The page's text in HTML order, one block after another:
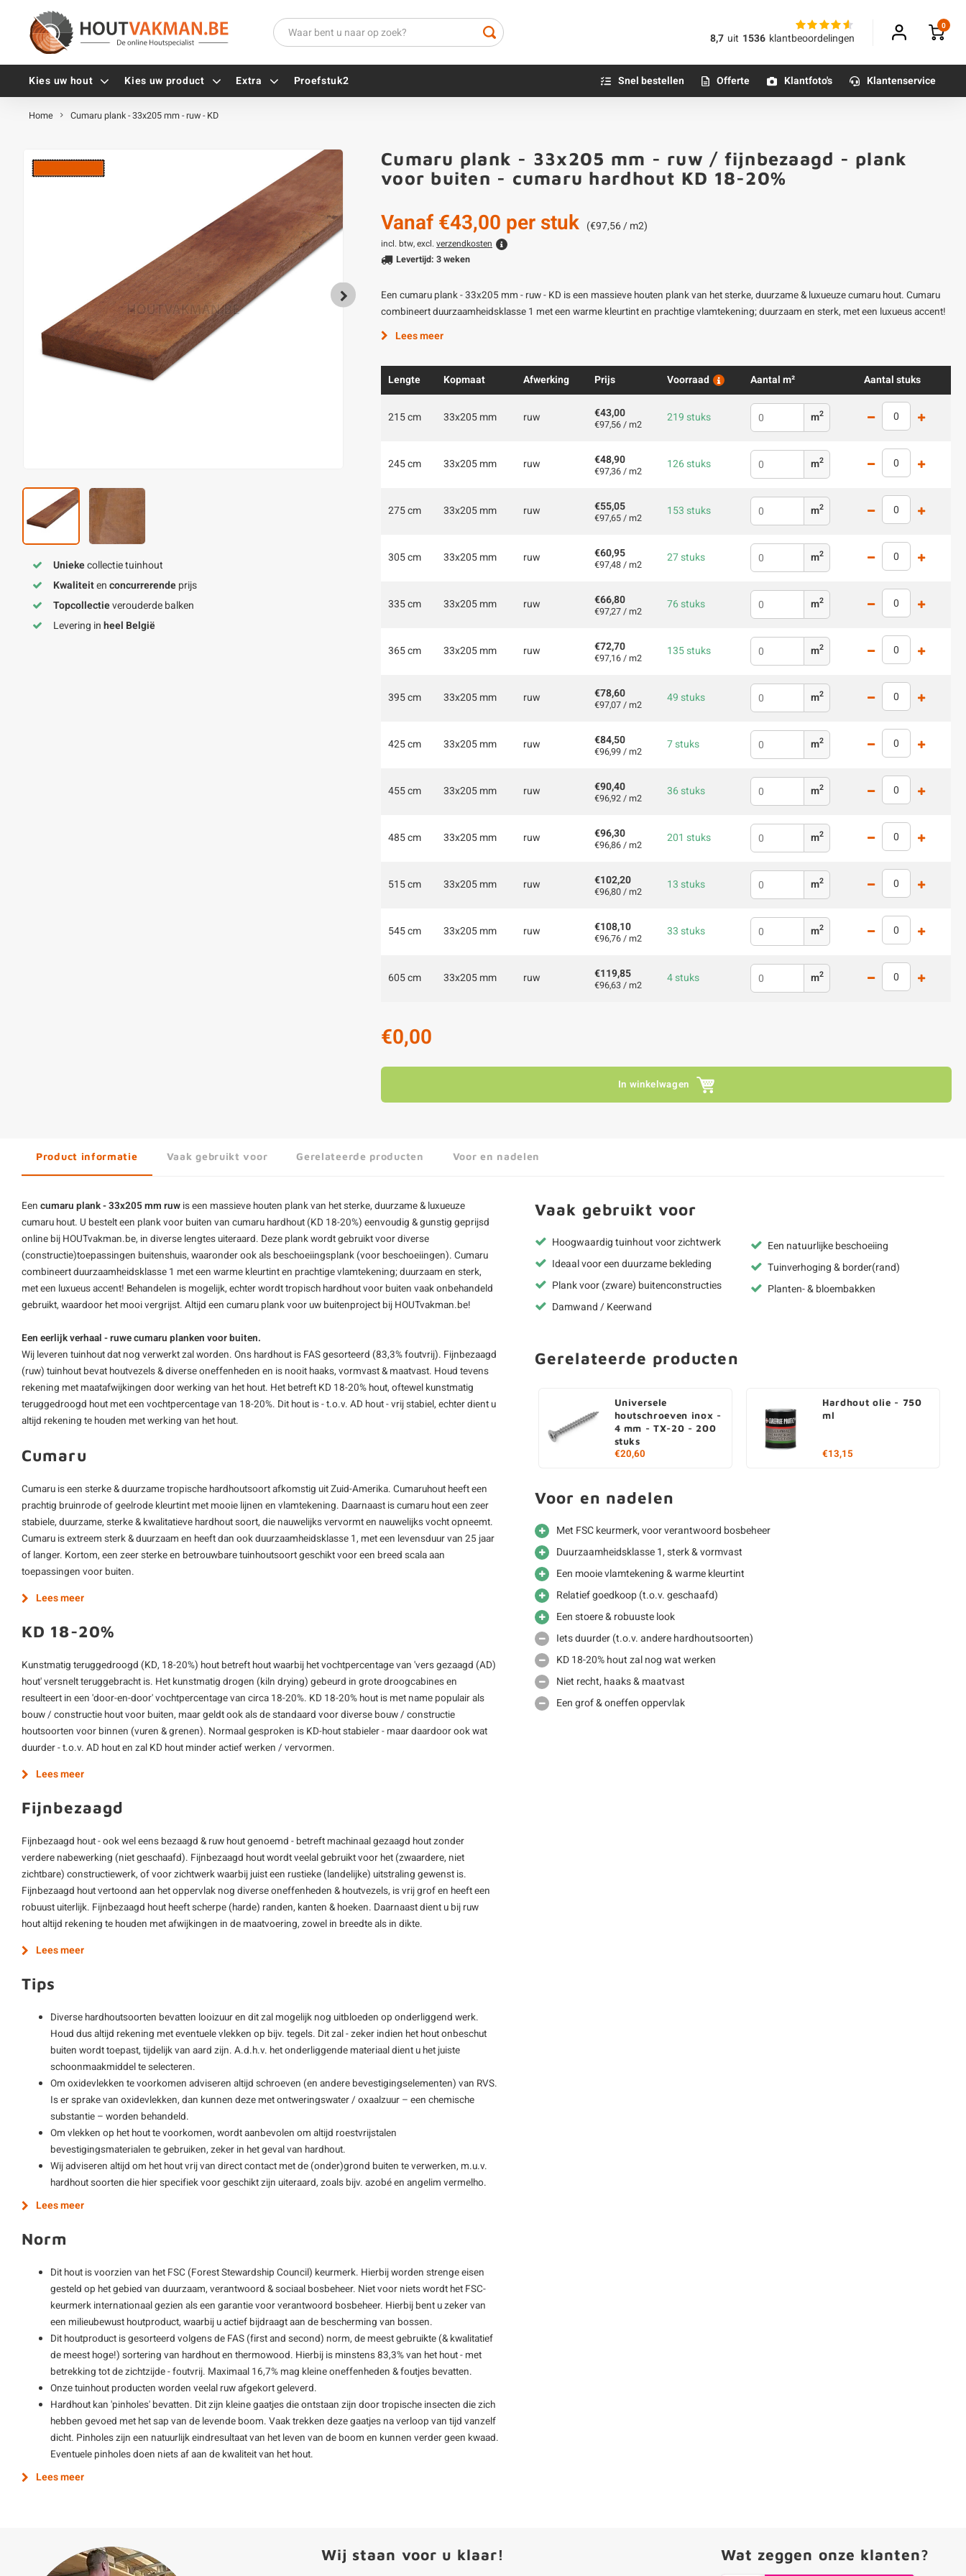
8,7 uit 1536 klantbeoordelingen
0
Kies uw hout Kies uw product Extra
Tellerkopschroeven
Gevelschroeven
Alle vijzen
Hoekankers
Terrasdragers
B-fix
PuraFix
Verbindingsstukken
Houten pennen
Blauwsteen sokkels
Olie - voor buiten
Impregneer
Olie en lak - voor binnen
Betonmortels
Alle poten & onderstellen
Proefstuk2 Snel bestellen Offerte Klantfoto's Klantenservice
Home Cumaru plank - 33x205 mm - ruw - KD
Uniekecollectie tuinhout
Kwaliteitenconcurrerendeprijs
Topcollectieverouderde balken
Levering inheel België
Cumaru plank - 33x205 mm - ruw / fijnbezaagd - plank
voor buiten - cumaru hardhout KD 18-20%
Vanaf€43,00 per stuk (€97,56 / m2)
incl. btw, excl. verzendkosten
Levertijd: 3 weken
Een cumaru plank - 33x205 mm - ruw - KD is een massieve houten plank van het sterke, duurzame & luxueuze cumaru hout. Cumaru
combineert duurzaamheidsklasse 1 met een warme kleurtint en prachtige vlamtekening; duurzaam en sterk, met een luxueus accent!
Lees meer
Lengte Kopmaat Afwerking Prijs Voorraad Aantal m² Aantal stuks
215 cm 33x205 mm ruw €43,00
€97,56 / m2 219 stuks m2
245 cm 33x205 mm ruw €48,90
€97,36 / m2 126 stuks m2
275 cm 33x205 mm ruw €55,05
€97,65 / m2 153 stuks m2
305 cm 33x205 mm ruw €60,95
€97,48 / m2 27 stuks m2
335 cm 33x205 mm ruw €66,80
€97,27 / m2 76 stuks m2
365 cm 33x205 mm ruw €72,70
€97,16 / m2 135 stuks m2
395 cm 33x205 mm ruw €78,60
€97,07 / m2 49 stuks m2
425 cm 33x205 mm ruw €84,50
€96,99 / m2 7 stuks m2
455 cm 33x205 mm ruw €90,40
€96,92 / m2 36 stuks m2
485 cm 33x205 mm ruw €96,30
€96,86 / m2 201 stuks m2
515 cm 33x205 mm ruw €102,20
€96,80 / m2 13 stuks m2
545 cm 33x205 mm ruw €108,10
€96,76 / m2 33 stuks m2
605 cm 33x205 mm ruw €119,85
€96,63 / m2 4 stuks m2
€0,00
In winkelwagen
Product informatie Vaak gebruikt voor Gerelateerde producten Voor en nadelen
Een cumaru plank - 33x205 mm ruw is een massieve houten plankvan het sterke, duurzame & luxueuze
cumaru hout. U bestelt een plank voor buiten van cumaru hardhout (KD 18-20%) eenvoudig & gunstig geprijsd
online bij HOUTvakman.be, in diverse lengtes uiteraard. Deze plank wordt gebruikt voor diverse
(constructie)toepassingen buitenshuis, waaronder ook als beschoeiingsplank (voor beschoeiingen). Cumaru
combineert duurzaamheidsklasse 1 met een warme kleurtint en prachtige vlamtekening; duurzaam en sterk,
met een luxueus accent! Behandelen is mogelijk, echter wordt tropisch hardhout voor buiten vaak onbehandeld
gebruikt, waardoor het mooi vergrijst. Altijd een cumaru plank voor uw buitenproject bij HOUTvakman.be!
Een eerlijk verhaal - ruwe cumaru planken voor buiten.
Wij leveren tuinhout dat nog verwerkt zal worden. Ons hardhout is FAS gesorteerd (83,3% foutvrij). Fijnbezaagd
(ruw) tuinhout bevat houtvezels & diverse oneffenheden en is nooit haaks, vormvast & maatvast. Houd tevens
rekening met maatafwijkingen door werking van het hout. Het betreft KD 18-20% hout, oftewel kunstmatig
teruggedroogd hout met een vochtpercentage van 18-20%. Dit hout is - t.o.v. AD hout - vrij stabiel, echter dient u
altijd rekening te houden met werking van het hout.
Cumaru
Cumaru is een sterke & duurzame tropische hardhoutsoort afkomstig uit Zuid-Amerika. Cumaruhout heeft een
prachtig bruinrode of geelrode kleurtint met mooie lijnen en vlamtekening. Daarnaast is cumaru hout een zeer
stabiele, duurzame, sterke & kwalitatieve hardhout soort, die nauwelijks vervormt en nauwelijks vocht opneemt.
Cumaru is extreem sterk & duurzaam en heeft dan ook duurzaamheidsklasse 1, met een levensduur van 25 jaar
of langer. Kortom, een zeer sterke en betrouwbare tuinhoutsoort geschikt voor een breed scala aan
toepassingen voor buiten.
Lees meer
KD 18-20%
Kunstmatig teruggedroogd (KD, 18-20%) hout betreft hout waarbij het vochtpercentage van 'vers gezaagd (AD)
hout' versnelt teruggebracht is. Het kunstmatig drogen (kiln drying) gebeurd in grote droogcabines en
resulteert in een 'door-en-door' vochtpercentage van circa 18-20%. KD 18-20% hout is met name populair als
bouw / constructie hout voor buiten, maar geldt ook als de standaard voor diverse bouw / constructie
houtsoorten voor binnen (vuren & grenen). Normaal gesproken is KD-hout stabieler - maar daardoor ook wat
duurder - t.o.v. AD hout en zal KD hout minder actief werken / vervormen.
Lees meer
Fijnbezaagd
Fijnbezaagd hout - ook wel eens bezaagd & ruw hout genoemd - betreft machinaal gezaagd hout zonder
verdere nabewerking (niet geschaafd). Fijnbezaagd hout wordt veelal gebruikt voor het (zwaardere, niet
zichtbare) constructiewerk, of voor zichtwerk waarbij juist een rustieke (landelijke) uitstraling gewenst is.
Fijnbezaagd hout vertoond aan het oppervlak nog diverse oneffenheden & houtvezels, is vrij grof en heeft een
robuust uiterlijk. Fijnbezaagd hout heeft scherpe (harde) randen, kanten & hoeken. Daarnaast dient u bij ruw
hout altijd rekening te houden met afwijkingen in de maatvoering, zowel in breedte als in dikte.
Lees meer
Tips
Diverse hardhoutsoorten bevatten looizuur en dit zal mogelijk nog uitbloeden op onderliggend werk.
Houd dus altijd rekening met eventuele vlekken op bijv. tegels. Dit zal - zeker indien het hout onbeschut
buiten wordt toepast, tijdelijk van aard zijn. A.d.h.v. het onderliggende materiaal dient u het juiste
schoonmaakmiddel te selecteren.
Om oxidevlekken te voorkomen adviseren altijd schroeven (en andere bevestigingselementen) van RVS.
Is er sprake van oxidevlekken, dan kunnen deze met ontweringswater / oxaalzuur – een chemische
substantie – worden behandeld.
Om vlekken op het hout te voorkomen, wordt aanbevolen om altijd roestvrijstalen
bevestigingsmaterialen te gebruiken, zeker in het geval van hardhout.
Wij adviseren altijd om het hout vrij van direct contact met de (onder)grond buiten te verwerken, m.u.v.
hardhout soorten die hier specifiek voor geschikt zijn uiteraard, zoals bijv. azobé en angelim vermelho.
Lees meer
Norm
Dit hout is voorzien van het FSC (Forest Stewardship Council) keurmerk. Hierbij worden strenge eisen
gesteld op het gebied van duurzaam, verantwoord & sociaal bosbeheer. Niet voor niets wordt het FSC-
keurmerk internationaal gezien als een garantie voor verantwoord bosbeheer. Hierbij bent u zeker van
een milieubewust houtproduct, waarbij u actief bijdraagt aan de bescherming van bossen.
Dit houtproduct is gesorteerd volgens de FAS (first and second) norm, de meest gebruikte (& kwalitatief
de meest hoge!) sortering van hardhout en thermowood. Hierbij is minstens 83,3% van het hout - met
betrekking tot de zichtzijde - foutvrij. Maximaal 16,7% mag kleine oneffenheden & foutjes bevatten.
Onze tuinhout producten worden veelal ruw afgekort geleverd.
Hardhout kan 'pinholes' bevatten. Dit zijn kleine gaatjes die ontstaan zijn door tropische insecten die zich
hebben gevoed met het sap van de levende boom. Vaak trekken deze gaatjes na verloop van tijd vanzelf
dicht. Pinholes zijn een natuurlijk eindresultaat van het leven van de boom en kunnen verder geen kwaad.
Eventuele pinholes doen niets af aan de kwaliteit van het hout.
Lees meer
Vaak gebruikt voor
Hoogwaardig tuinhout voor zichtwerk
Ideaal voor een duurzame bekleding
Plank voor (zware) buitenconstructies
Damwand / Keerwand
Een natuurlijke beschoeiing
Tuinverhoging & border(rand)
Planten- & bloembakken
Gerelateerde producten
Universele
houtschroeven inox -
4 mm - TX-20 - 200
stuks
€20,60
Hardhout olie - 750
ml
€13,15
Voor en nadelen
Met FSC keurmerk, voor verantwoord bosbeheer
Duurzaamheidsklasse 1, sterk & vormvast
Een mooie vlamtekening & warme kleurtint
Relatief goedkoop (t.o.v. geschaafd)
Een stoere & robuuste look
Iets duurder (t.o.v. andere hardhoutsoorten)
KD 18-20% hout zal nog wat werken
Niet recht, haaks & maatvast
Een grof & oneffen oppervlak
Wij staan voor u klaar! Wat zeggen onze klanten?